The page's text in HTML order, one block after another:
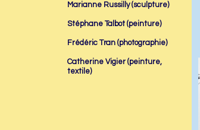
Marianne Russilly (sculpture)
Stéphane Talbot (peinture)
Frédéric Tran (photographie)
Catherine Vigier (peinture,
textile)